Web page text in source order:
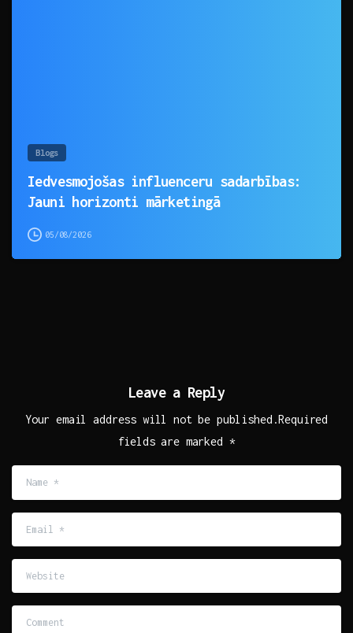
Blogs
Iedvesmojošas influenceru sadarbības:
Jauni horizonti mārketingā
05/08/2026
Leave a Reply
Your email address will not be published.Required
fields are marked *
*
Website